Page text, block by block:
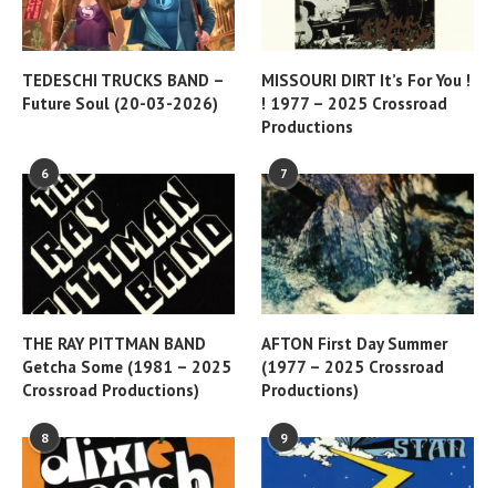
TEDESCHI TRUCKS BAND –
Future Soul (20-03-2026)
MISSOURI DIRT It’s For You !
! 1977 – 2025 Crossroad
Productions
6
THE RAY PITTMAN BAND
Getcha Some (1981 – 2025
Crossroad Productions)
7
AFTON First Day Summer
(1977 – 2025 Crossroad
Productions)
8 9